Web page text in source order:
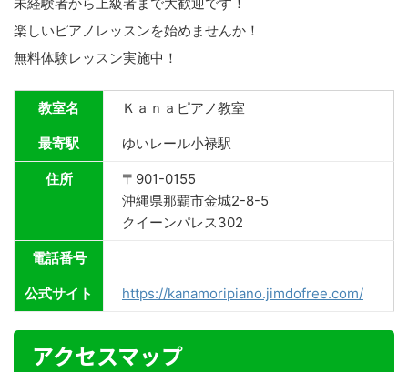
楽しいピアノレッスンを始めませんか！
無料体験レッスン実施中！
教室名 Ｋａｎａピアノ教室
最寄駅 ゆいレール小禄駅
住所
〒901-0155
沖縄県那覇市金城2-8-5
クイーンパレス302
電話番号
公式サイト https://kanamoripiano.jimdofree.com/
アクセスマップ